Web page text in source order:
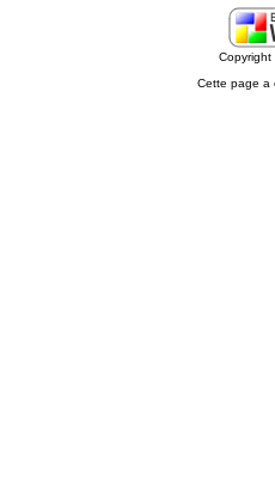
Cette page a